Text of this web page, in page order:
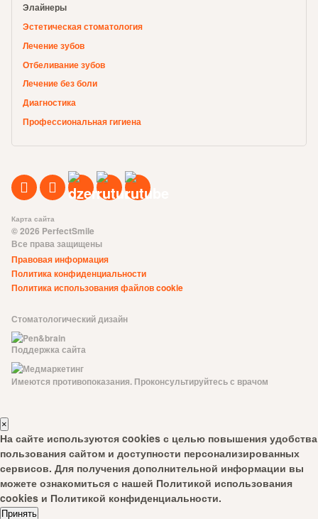
Элайнеры
Эстетическая стоматология
Лечение зубов
Отбеливание зубов
Лечение без боли
Диагностика
Профессиональная гигиена
Карта сайта
© 2026 PerfectSmile
Все права защищены
Правовая информация
Политика конфиденциальности
Политика использования файлов cookie
Стоматологический дизайн
Поддержка сайта
Имеются противопоказания. Проконсультируйтесь с врачом
×
На сайте используются cookies с целью повышения удобства
пользования сайтом и доступности персонализированных
сервисов. Для получения дополнительной информации вы
можете ознакомиться с нашей Политикой использования
cookies и Политикой конфиденциальности.
Принять